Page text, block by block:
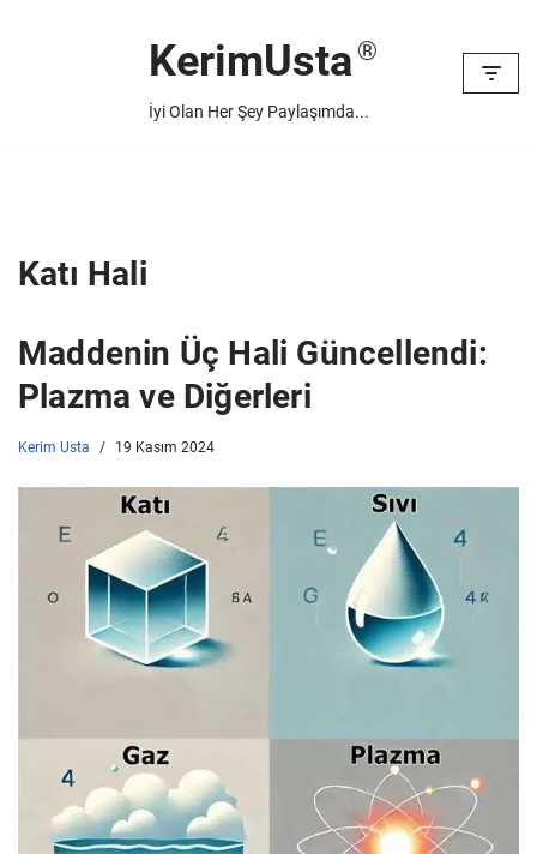
KerimUsta
İyi Olan Her Şey Paylaşımda...
Katı Hali
Maddenin Üç Hali Güncellendi:
Plazma ve Diğerleri
Kerim Usta 19 Kasım 2024